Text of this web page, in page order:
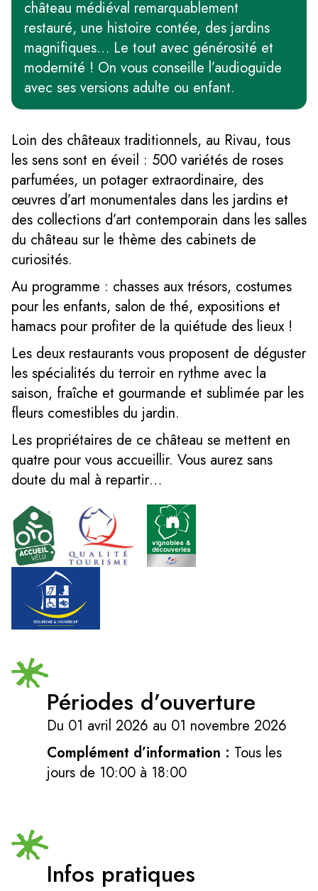
château médiéval remarquablement
restauré, une histoire contée, des jardins
magnifiques… Le tout avec générosité et
modernité ! On vous conseille l’audioguide
avec ses versions adulte ou enfant.
Loin des châteaux traditionnels, au Rivau, tous
les sens sont en éveil : 500 variétés de roses
parfumées, un potager extraordinaire, des
œuvres d’art monumentales dans les jardins et
des collections d’art contemporain dans les salles
du château sur le thème des cabinets de
curiosités.
Au programme : chasses aux trésors, costumes
pour les enfants, salon de thé, expositions et
hamacs pour profiter de la quiétude des lieux !
Les deux restaurants vous proposent de déguster
les spécialités du terroir en rythme avec la
saison, fraîche et gourmande et sublimée par les
fleurs comestibles du jardin.
Les propriétaires de ce château se mettent en
quatre pour vous accueillir. Vous aurez sans
doute du mal à repartir…
Périodes d’ouverture
Du 01 avril 2026 au 01 novembre 2026
Complément d’information : Tous les
jours de 10:00 à 18:00
Infos pratiques